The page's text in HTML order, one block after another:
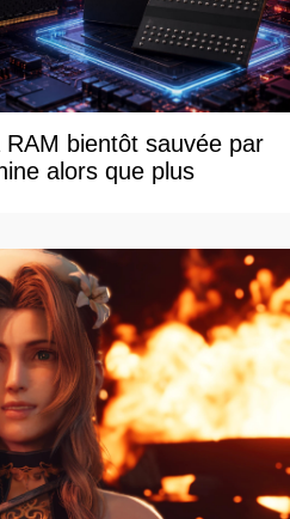
bientôt sauvée par
alors que plus